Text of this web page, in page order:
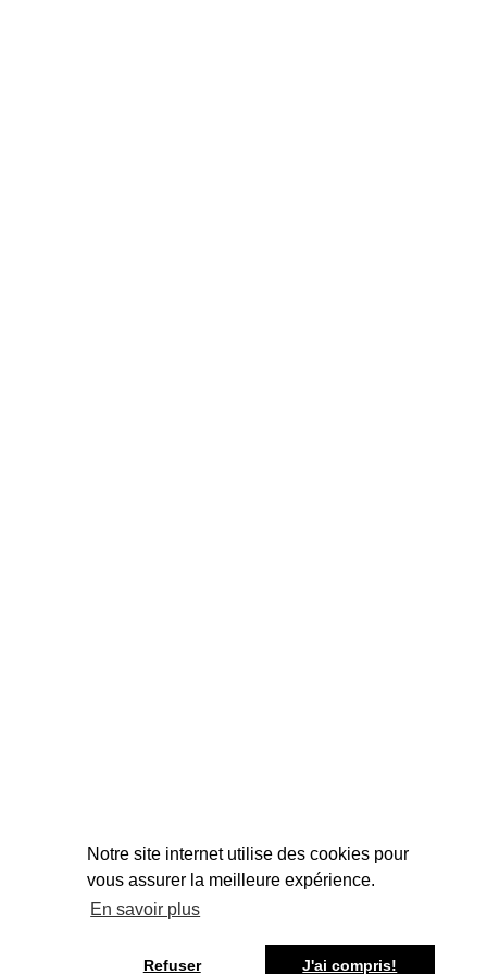
Notre site internet utilise des cookies pour
vous assurer la meilleure expérience.
En savoir plus
Refuser J'ai compris!
Du mardi au vendredi
de 09h00 à 12h30 > de 13h30 à 18h30
Samedi
de 09h00 à 12h30 > de 13h30 à 16h30